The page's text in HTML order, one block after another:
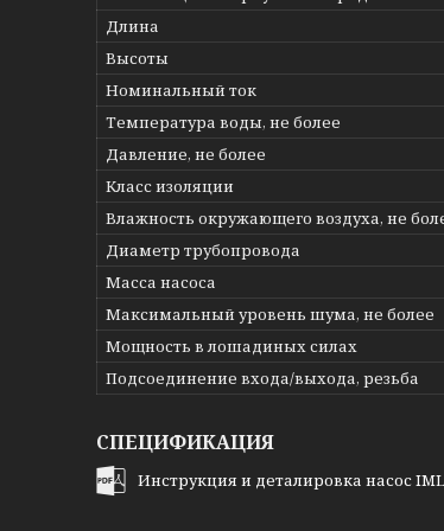
Длина
Высоты
Номинальный ток
Температура воды, не более
Давление, не более
Класс изоляции
Влажность окружающего воздуха, не
Диаметр трубопровода
Масса насоса
Максимальный уровень шума, не более
Мощность в лошадиных силах
Подсоединение входа/выхода, резьба
СПЕЦИФИКАЦИЯ
Инструкция и деталировка насос